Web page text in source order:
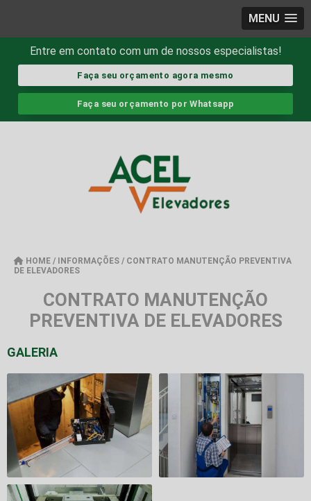
MENU
Entre em contato com um de nossos especialistas!
Faça seu orçamento agora mesmo
Faça seu orçamento por Whatsapp
HOME / INFORMAÇÕES / CONTRATO MANUTENÇÃO PREVENTIVA
DE ELEVADORES
CONTRATO MANUTENÇÃO
PREVENTIVA DE ELEVADORES
GALERIA